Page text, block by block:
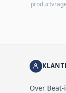
Over